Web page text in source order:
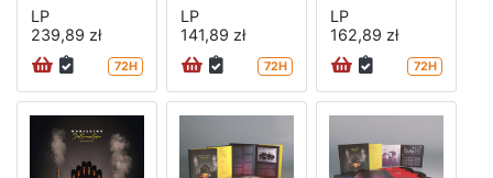
LP
239,89 zł
72H
LP
141,89 zł
72H
LP
162,89 zł
72H